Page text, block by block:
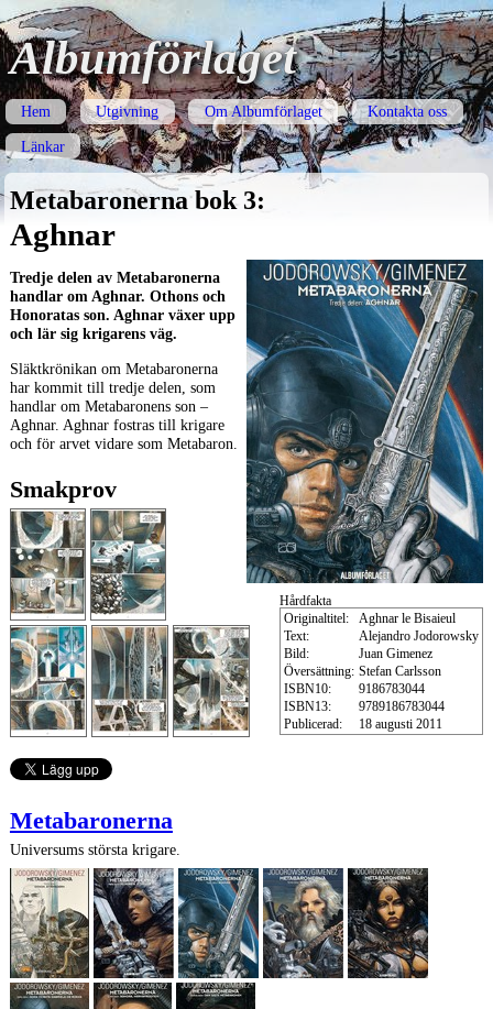
Albumförlaget
Hem Utgivning Om Albumförlaget
Kontakta oss
Länkar
Metabaronerna bok 3:
Aghnar
Hårdfakta
Originaltitel:
Aghnar le Bisaieul
Text:
Alejandro Jodorowsky
Bild:
Juan Gimenez
Översättning: Stefan Carlsson
ISBN10:
9186783044
ISBN13:
9789186783044
Publicerad:
18 augusti 2011
Tredje delen av Metabaronerna
handlar om Aghnar. Othons och
Honoratas son. Aghnar växer upp
och lär sig krigarens väg.
Släktkrönikan om Metabaronerna
har kommit till tredje delen, som
handlar om Metabaronens son –
Aghnar. Aghnar fostras till krigare
och för arvet vidare som Metabaron.
Smakprov
Metabaronerna
Universums största krigare.